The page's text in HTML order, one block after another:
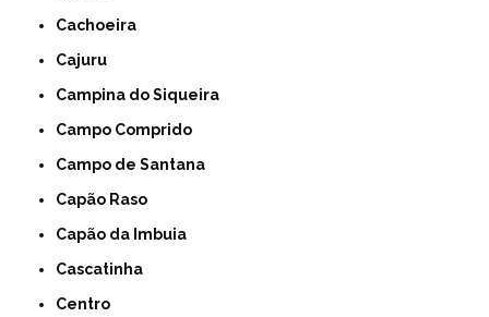
Cachoeira
Cajuru
Campina do Siqueira
Campo Comprido
Campo de Santana
Capão Raso
Capão da Imbuia
Cascatinha
Centro